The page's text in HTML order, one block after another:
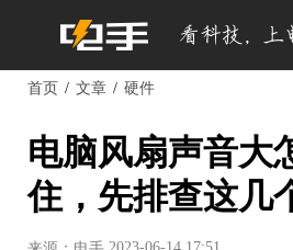
首页 文章 硬件
电脑风扇声音大
住，先排查这几